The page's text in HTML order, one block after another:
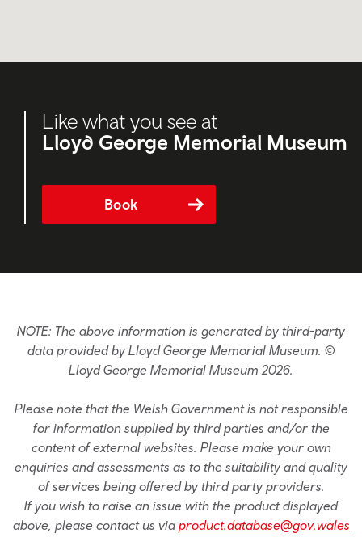
Like what you see at
Lloyd George Memorial Museum
Book
NOTE: The above information is generated by third-party
data provided by Lloyd George Memorial Museum. ©
Lloyd George Memorial Museum 2026.
Please note that the Welsh Government is not responsible
for information supplied by third parties and/or the
content of external websites. Please make your own
enquiries and assessments as to the suitability and quality
of services being offered by third party providers.
If you wish to raise an issue with the product displayed
above, please contact us via product.database@gov.wales